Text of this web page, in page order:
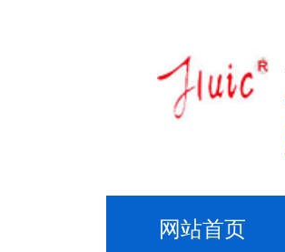
网站首页